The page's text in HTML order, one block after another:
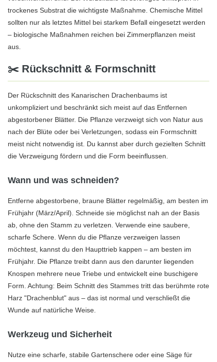
trockenes Substrat die wichtigste Maßnahme. Chemische Mittel
sollten nur als letztes Mittel bei starkem Befall eingesetzt werden
– biologische Maßnahmen reichen bei Zimmerpflanzen meist
aus.
✂️ Rückschnitt & Formschnitt
Der Rückschnitt des Kanarischen Drachenbaums ist
unkompliziert und beschränkt sich meist auf das Entfernen
abgestorbener Blätter. Die Pflanze verzweigt sich von Natur aus
nach der Blüte oder bei Verletzungen, sodass ein Formschnitt
meist nicht notwendig ist. Du kannst aber durch gezielten Schnitt
die Verzweigung fördern und die Form beeinflussen.
Wann und was schneiden?
Entferne abgestorbene, braune Blätter regelmäßig, am besten im
Frühjahr (März/April). Schneide sie möglichst nah an der Basis
ab, ohne den Stamm zu verletzen. Verwende eine saubere,
scharfe Schere. Wenn du die Pflanze verzweigen lassen
möchtest, kannst du den Haupttrieb kappen – am besten im
Frühjahr. Die Pflanze treibt dann aus den darunter liegenden
Knospen mehrere neue Triebe und entwickelt eine buschigere
Form. Achtung: Beim Schnitt des Stammes tritt das berühmte rote
Harz "Drachenblut" aus – das ist normal und verschließt die
Wunde auf natürliche Weise.
Werkzeug und Sicherheit
Nutze eine scharfe, stabile Gartenschere oder eine Säge für